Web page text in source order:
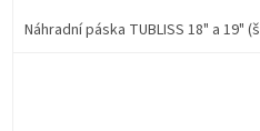
Náhradní páska TUBLISS 18" a 19"